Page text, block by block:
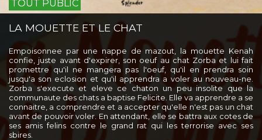
TOUT PUBLIC
LA MOUETTE ET LE CHAT
Empoisonnee par une nappe de mazout, la mouette Kenah
confie, juste avant d'expirer, son oeuf au chat Zorba et lui fait
promettre qu'il ne mangera pas l'oeuf, qu'il en prendra soin
jusqu'a son eclosion et qu'il apprendra a voler au nouveau-ne.
Zorba s'execute et eleve ce chaton un peu insolite que la
communaute des chats a baptise Felicite. Elle va apprendre a se
connaitre, a comprendre et a accepter qu'elle n'est pas un chat
avant de pouvoir voler. En attendant, elle se battra aux cotes de
ses amis felins contre le grand rat qui les terrorise avec ses
sbires.